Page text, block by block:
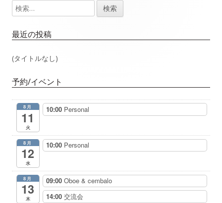
ビ
ゲ
ー
シ
ョ
ン
メ
イ
ン
サ
イ
ド
バ
検
索:
最近の投稿
(タイトルなし)
予約/イベント
8月
11
火
10:00 Personal
8月
12
水
10:00 Personal
8月
13
木
09:00 Oboe & cembalo
14:00 交流会